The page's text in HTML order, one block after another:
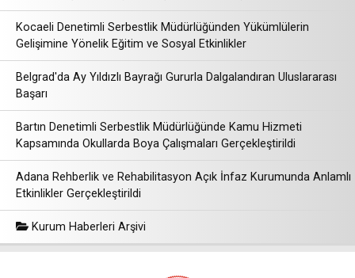
Kocaeli Denetimli Serbestlik Müdürlüğünden Yükümlülerin
Gelişimine Yönelik Eğitim ve Sosyal Etkinlikler
Belgrad'da Ay Yıldızlı Bayrağı Gururla Dalgalandıran Uluslararası
Başarı
Bartın Denetimli Serbestlik Müdürlüğünde Kamu Hizmeti
Kapsamında Okullarda Boya Çalışmaları Gerçekleştirildi
Adana Rehberlik ve Rehabilitasyon Açık İnfaz Kurumunda Anlamlı
Etkinlikler Gerçekleştirildi
Kurum Haberleri Arşivi